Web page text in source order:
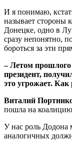
И я понимаю,
называет стороны
Донецке, одно в
сразу непонятно,
бороться за эти
– Летом прошлого
президент,
это угрожает. Как
Виталий
пошла на коалицию
У нас роль Додона
аналогичных